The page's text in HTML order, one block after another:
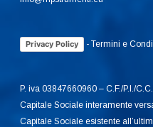
Privacy Policy -Termini e
P. iva 03847660960 – C.F./P.I./
Capitale Sociale interamente
Capitale Sociale esistente